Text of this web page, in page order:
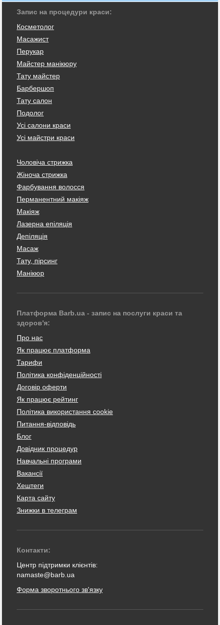
Запис на процедури краси:
Косметолог
Масажист
Перукар
Майстер манікюру
Тату майстер
Барбершоп
Тату салон
Подолог
Усі салони краси
Усі майстри краси
Чоловіча стрижка
Жіноча стрижка
Фарбування волосся
Перманентний макіяж
Макіяж
Лазерна епіляція
Депіляція
Масаж
Тату, пірсинг
Манікюр
Платформа Barb.ua - запис на послуги краси та
здоров'я:
Про нас
Як працює платформа
Тарифи
Політика конфіденційності
Договір оферти
Як працює рейтинг
Політика використання cookie
Питання-відповідь
Блог
Довідник процедур
Навчальні програми
Вакансії
Хештеги
Карта сайту
Знижки в телеграм
Контакти:
Центр підтримки клієнтів:
namaste@barb.ua
Форма зворотнього зв'язку